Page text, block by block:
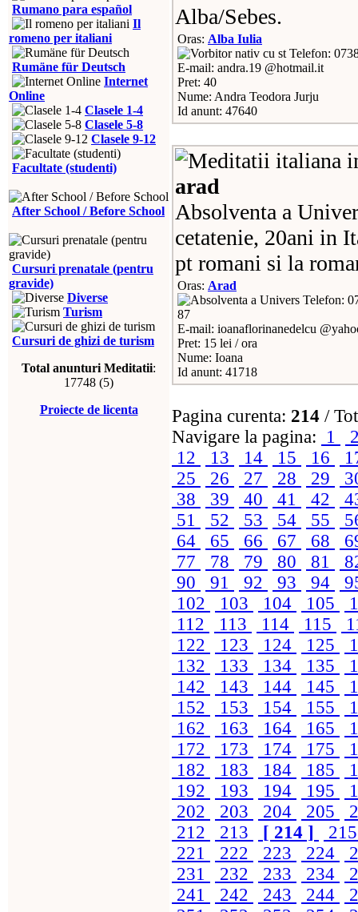
Rumano para español
Il
romeno per italiani
Rumäne für Deutsch
Internet
Online
Clasele 1-4
Clasele 5-8
Clasele 9-12
Facultate (studenti)
After School / Before School
Cursuri prenatale (pentru
gravide)
Diverse
Turism
Cursuri de ghizi de turism
Total anunturi Meditatii:
17748 (5)
Proiecte de licenta
Alba/Sebes.
Oras: Alba Iulia
Telefon:
E-mail: andra.19 @hotmail.it
Pret: 40
Nume: Andra Teodora Jurju
Id anunt: 47640
arad
Absolventa a
cetatenie, 20ani in
pt romani si la
Oras: Arad
Telefon:
87
E-mail: ioanaflorinanedelcu
Pret: 15 lei / ora
Nume: Ioana
Id anunt: 41718
Pagina curenta: 214 /
Navigare la pagina: 1
12
13 14 15 16
25
26 27 28 29
38
39 40 41 42
51
52 53 54 55
64
65 66 67 68
77
78 79 80 81
90
91 92 93 94
102
103 104 105
112
113 114 115
122
123 124 125
132
133 134 135
142
143 144 145
152
153 154 155
162
163 164 165
172
173 174 175
182
183 184 185
192
193 194 195
202
203 204 205
212
213 [ 214 ]
221
222 223 224
231
232 233 234
241
242 243 244